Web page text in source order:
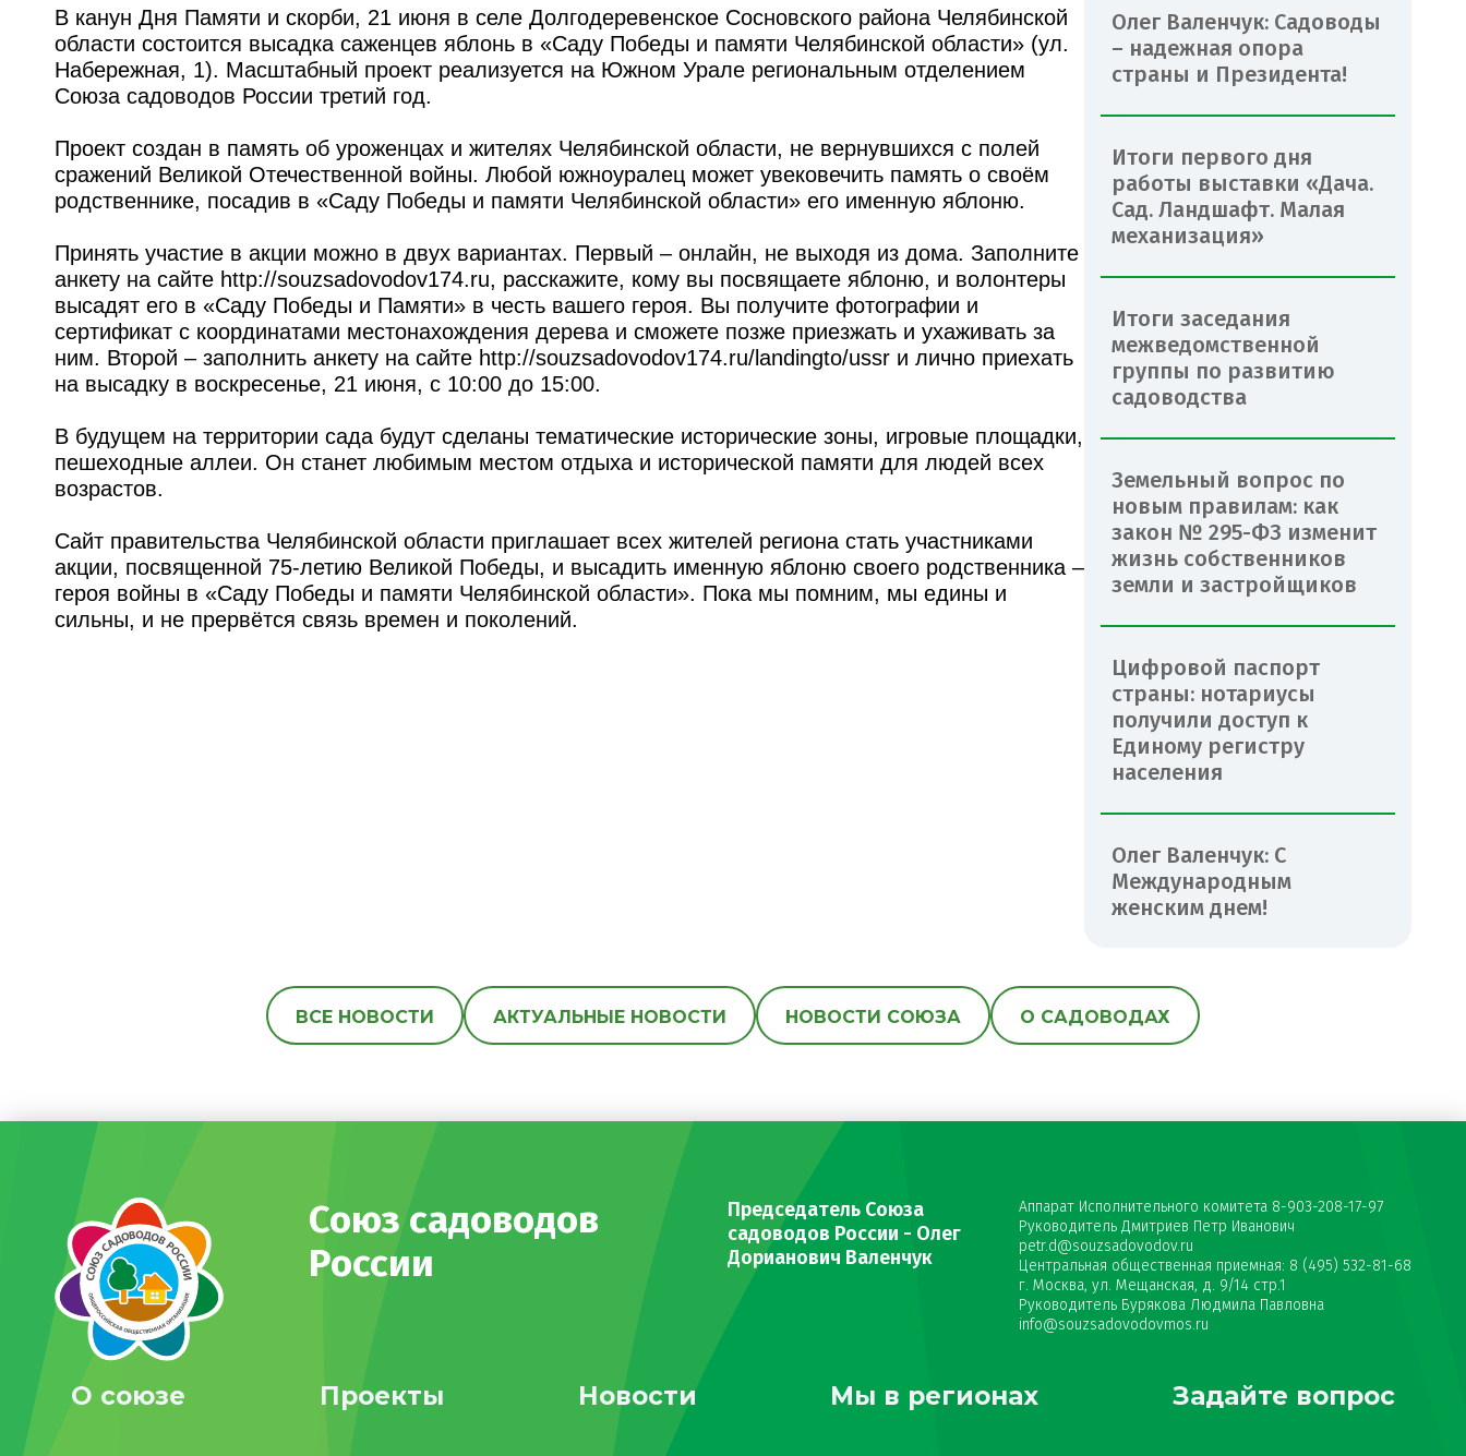
В канун Дня Памяти и скорби, 21 июня в селе Долгодеревенское Сосновского района Челябинской
области состоится высадка саженцев яблонь в «Саду Победы и памяти Челябинской области» (ул.
Набережная, 1). Масштабный проект реализуется на Южном Урале региональным отделением
Союза садоводов России третий год.
Проект создан в память об уроженцах и жителях Челябинской области, не вернувшихся с полей
сражений Великой Отечественной войны. Любой южноуралец может увековечить память о своём
родственнике, посадив в «Саду Победы и памяти Челябинской области» его именную яблоню.
Принять участие в акции можно в двух вариантах. Первый – онлайн, не выходя из дома. Заполните
анкету на сайте http://souzsadovodov174.ru, расскажите, кому вы посвящаете яблоню, и волонтеры
высадят его в «Саду Победы и Памяти» в честь вашего героя. Вы получите фотографии и
сертификат с координатами местонахождения дерева и сможете позже приезжать и ухаживать за
ним. Второй – заполнить анкету на сайте http://souzsadovodov174.ru/landingto/ussr и лично приехать
на высадку в воскресенье, 21 июня, с 10:00 до 15:00.
В будущем на территории сада будут сделаны тематические исторические зоны, игровые площадки,
пешеходные аллеи. Он станет любимым местом отдыха и исторической памяти для людей всех
возрастов.
Сайт правительства Челябинской области приглашает всех жителей региона стать участниками
акции, посвященной 75-летию Великой Победы, и высадить именную яблоню своего родственника –
героя войны в «Саду Победы и памяти Челябинской области». Пока мы помним, мы едины и
сильны, и не прервётся связь времен и поколений.
Олег Валенчук: Садоводы
– надежная опора
страны и Президента!
Итоги первого дня
работы выставки «Дача.
Сад. Ландшафт. Малая
механизация»
Итоги заседания
межведомственной
группы по развитию
садоводства
Земельный вопрос по
новым правилам: как
закон № 295-ФЗ изменит
жизнь собственников
земли и застройщиков
Цифровой паспорт
страны: нотариусы
получили доступ к
Единому регистру
населения
Олег Валенчук: С
Международным
женским днем!
ВСЕ НОВОСТИ АКТУАЛЬНЫЕ НОВОСТИ НОВОСТИ СОЮЗА О САДОВОДАХ
Союз садоводов
России
Председатель Союза
садоводов России - Олег
Дорианович Валенчук
Аппарат Исполнительного комитета 8-903-208-17-97
Руководитель Дмитриев Петр Иванович
petr.d@souzsadovodov.ru
Центральная общественная приемная: 8 (495) 532-81-68
г. Москва, ул. Мещанская, д. 9/14 стр.1
Руководитель Бурякова Людмила Павловна
info@souzsadovodovmos.ru
О союзе Проекты Новости Мы в регионах Задайте вопрос